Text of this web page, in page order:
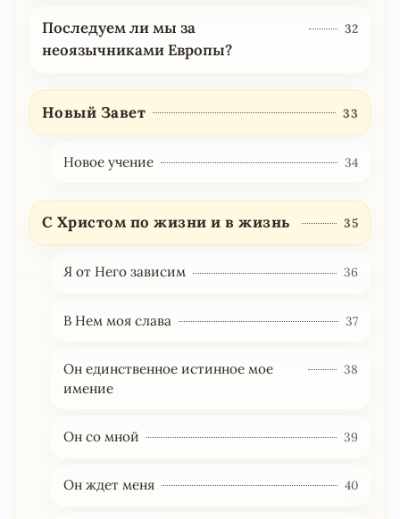
Последуем ли мы за
неоязычниками Европы?
32
Новый Завет 33
Новое учение 34
С Христом по жизни и в жизнь 35
Я от Него зависим 36
В Нем моя слава 37
Он единственное истинное мое
имение
38
Он со мной 39
Он ждет меня 40